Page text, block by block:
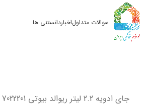
سوالات متداولاخباردانستنی ها
جای ادویه 2.2 لیتر ریوالد بیوتی 7022201